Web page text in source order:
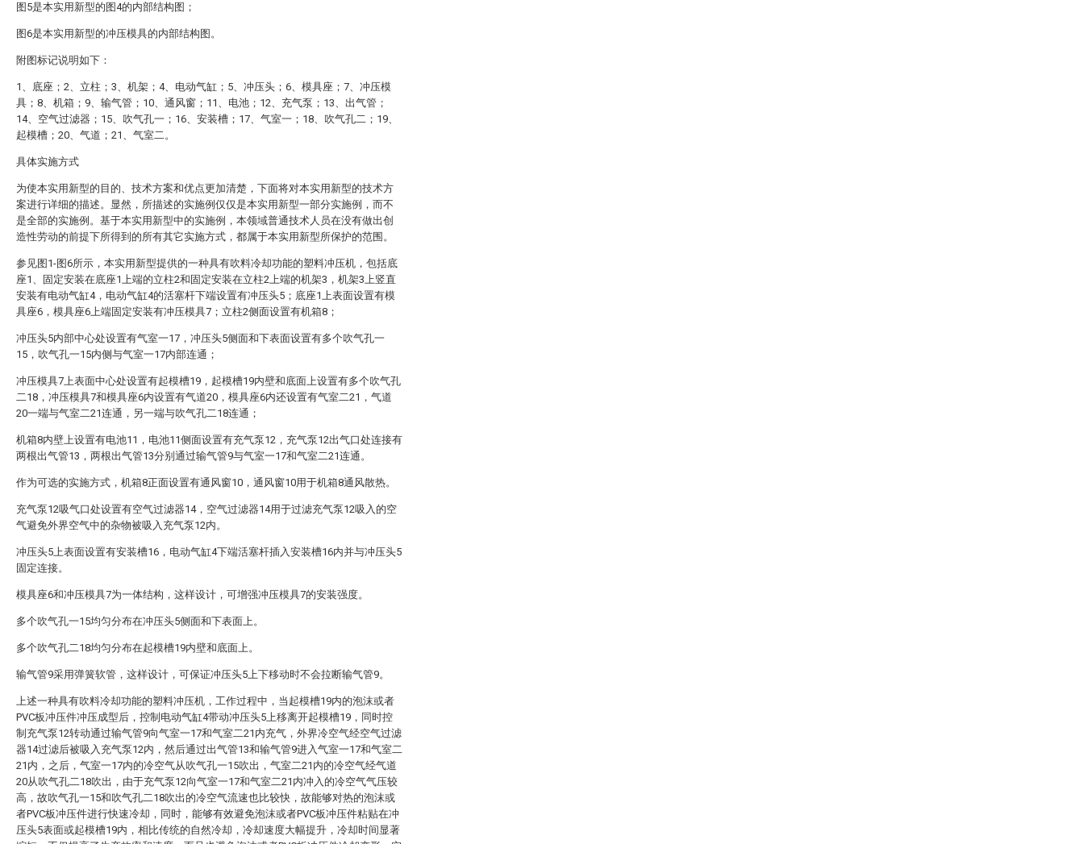
图5是本实用新型的图4的内部结构图；
图6是本实用新型的冲压模具的内部结构图。
附图标记说明如下：
1、底座；2、立柱；3、机架；4、电动气缸；5、冲压头；6、模具座；7、冲压模
具；8、机箱；9、输气管；10、通风窗；11、电池；12、充气泵；13、出气管；
14、空气过滤器；15、吹气孔一；16、安装槽；17、气室一；18、吹气孔二；19、
起模槽；20、气道；21、气室二。
具体实施方式
为使本实用新型的目的、技术方案和优点更加清楚，下面将对本实用新型的技术方
案进行详细的描述。显然，所描述的实施例仅仅是本实用新型一部分实施例，而不
是全部的实施例。基于本实用新型中的实施例，本领域普通技术人员在没有做出创
造性劳动的前提下所得到的所有其它实施方式，都属于本实用新型所保护的范围。
参见图1-图6所示，本实用新型提供的一种具有吹料冷却功能的塑料冲压机，包括底
座1、固定安装在底座1上端的立柱2和固定安装在立柱2上端的机架3，机架3上竖直
安装有电动气缸4，电动气缸4的活塞杆下端设置有冲压头5；底座1上表面设置有模
具座6，模具座6上端固定安装有冲压模具7；立柱2侧面设置有机箱8；
冲压头5内部中心处设置有气室一17，冲压头5侧面和下表面设置有多个吹气孔一
15，吹气孔一15内侧与气室一17内部连通；
冲压模具7上表面中心处设置有起模槽19，起模槽19内壁和底面上设置有多个吹气孔
二18，冲压模具7和模具座6内设置有气道20，模具座6内还设置有气室二21，气道
20一端与气室二21连通，另一端与吹气孔二18连通；
机箱8内壁上设置有电池11，电池11侧面设置有充气泵12，充气泵12出气口处连接有
两根出气管13，两根出气管13分别通过输气管9与气室一17和气室二21连通。
作为可选的实施方式，机箱8正面设置有通风窗10，通风窗10用于机箱8通风散热。
充气泵12吸气口处设置有空气过滤器14，空气过滤器14用于过滤充气泵12吸入的空
气避免外界空气中的杂物被吸入充气泵12内。
冲压头5上表面设置有安装槽16，电动气缸4下端活塞杆插入安装槽16内并与冲压头5
固定连接。
模具座6和冲压模具7为一体结构，这样设计，可增强冲压模具7的安装强度。
多个吹气孔一15均匀分布在冲压头5侧面和下表面上。
多个吹气孔二18均匀分布在起模槽19内壁和底面上。
输气管9采用弹簧软管，这样设计，可保证冲压头5上下移动时不会拉断输气管9。
上述一种具有吹料冷却功能的塑料冲压机，工作过程中，当起模槽19内的泡沫或者
PVC板冲压件冲压成型后，控制电动气缸4带动冲压头5上移离开起模槽19，同时控
制充气泵12转动通过输气管9向气室一17和气室二21内充气，外界冷空气经空气过滤
器14过滤后被吸入充气泵12内，然后通过出气管13和输气管9进入气室一17和气室二
21内，之后，气室一17内的冷空气从吹气孔一15吹出，气室二21内的冷空气经气道
20从吹气孔二18吹出，由于充气泵12向气室一17和气室二21内冲入的冷空气气压较
高，故吹气孔一15和吹气孔二18吹出的冷空气流速也比较快，故能够对热的泡沫或
者PVC板冲压件进行快速冷却，同时，能够有效避免泡沫或者PVC板冲压件粘贴在冲
压头5表面或起模槽19内，相比传统的自然冷却，冷却速度大幅提升，冷却时间显著